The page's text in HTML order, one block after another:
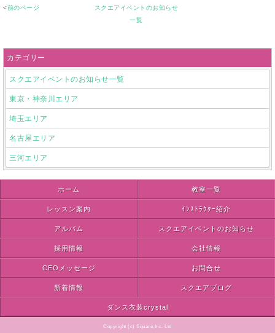
<前のページ
スクエアイベントのお知らせ
一覧
カテゴリー
スクエアイベントのお知らせ一覧
東京・神奈川エリア
埼玉エリア
名古屋エリア
三河エリア
ホーム 教室一覧
レッスン案内 ｲﾝｽﾄﾗｸﾀｰ紹介
アルバム スクエアイベントのお知らせ
採用情報 会社情報
CEOメッセージ お問合せ
新着情報 スクエアブログ
ダンス衣装crystal
Copyright (c) Square,Inc. Ltd